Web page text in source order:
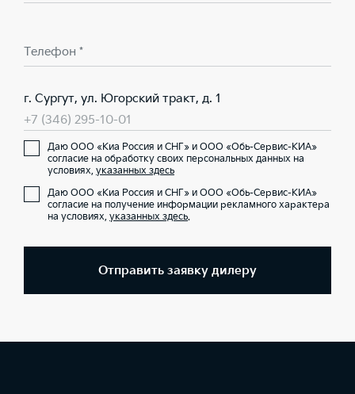
Телефон *
г. Сургут, ул. Югорский тракт, д. 1
+7 (346) 295-10-01
Даю ООО «Киа Россия и СНГ» и ООО «Обь-Сервис-КИА»
согласие на обработку своих персональных данных на
условиях, указанных здесь
Даю ООО «Киа Россия и СНГ» и ООО «Обь-Сервис-КИА»
согласие на получение информации рекламного характера
на условиях, указанных здесь.
Отправить заявку дилеру